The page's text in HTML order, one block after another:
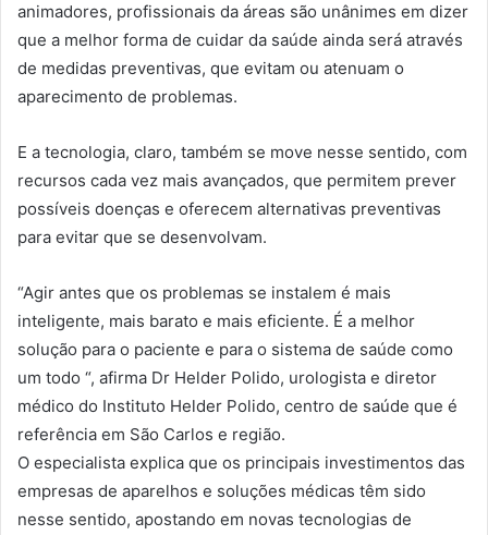
animadores, profissionais da áreas são unânimes em dizer
que a melhor forma de cuidar da saúde ainda será através
de medidas preventivas, que evitam ou atenuam o
aparecimento de problemas.
E a tecnologia, claro, também se move nesse sentido, com
recursos cada vez mais avançados, que permitem prever
possíveis doenças e oferecem alternativas preventivas
para evitar que se desenvolvam.
“Agir antes que os problemas se instalem é mais
inteligente, mais barato e mais eficiente. É a melhor
solução para o paciente e para o sistema de saúde como
um todo “, afirma Dr Helder Polido, urologista e diretor
médico do Instituto Helder Polido, centro de saúde que é
referência em São Carlos e região.
O especialista explica que os principais investimentos das
empresas de aparelhos e soluções médicas têm sido
nesse sentido, apostando em novas tecnologias de